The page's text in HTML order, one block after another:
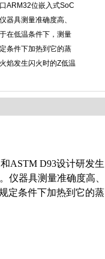
ARM32位嵌入式SoC
器具测量准确度高、
在低温条件下，测量
条件下加热到它的蒸
焰发生闪火时的Z低温
ASTM D93设计研发生
仪器具测量准确度高、
定条件下加热到它的蒸